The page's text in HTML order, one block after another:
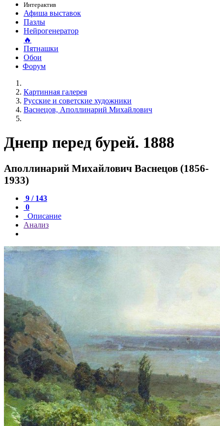
Интерактив
Афиша выставок
Пазлы
Нейрогенератор
🔥
Пятнашки
Обои
Форум
Картинная галерея
Русские и советские художники
Васнецов, Аполлинарий Михайлович
Днепр перед бурей. 1888
Аполлинарий Михайлович Васнецов (1856-
1933)
9 / 143
0
Описание
Анализ